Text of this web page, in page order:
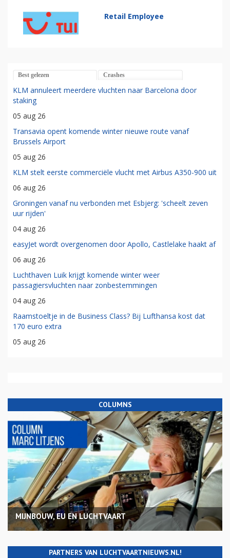
Retail Employee
Best gelezen Crashes
KLM annuleert meerdere vluchten naar Barcelona door
staking
05 aug 26
Transavia opent komende winter nieuwe route vanaf
Brussels Airport
05 aug 26
KLM stelt eerste commerciële vlucht met Airbus A350-900 uit
06 aug 26
Groningen vanaf nu verbonden met Esbjerg: 'scheelt zeven
uur rijden'
04 aug 26
easyJet wordt overgenomen door Apollo, Castlelake haakt af
06 aug 26
Luchthaven Luik krijgt komende winter weer
passagiersvluchten naar zonbestemmingen
04 aug 26
Raamstoeltje in de Business Class? Bij Lufthansa kost dat
170 euro extra
05 aug 26
COLUMNS
MIJNBOUW, EU EN LUCHTVAART
PARTNERS VAN LUCHTVAARTNIEUWS.NL!